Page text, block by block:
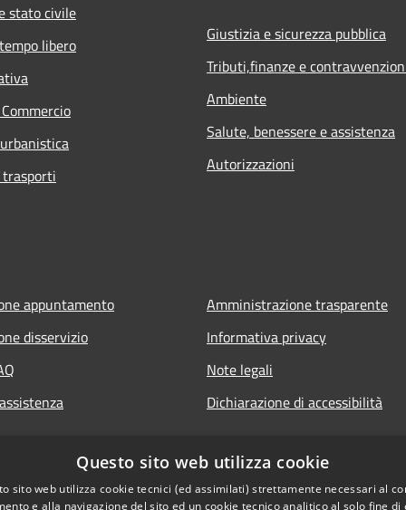
stato civile
libero
Giustizia e sicurezza pubblica
Tributi,finanze e
Ambiente
Salute, benessere e assistenza
Autorizzazioni
appuntamento
disservizio
Amministrazione trasparente
Informativa privacy
Note legali
Dichiarazione di accessibilità
Questo sito web utilizza cookie
sito web utilizza cookie tecnici (ed assimilati) strettamente necessari al
e alla navigazione del sito ed un cookie tecnico analitico al solo fine di